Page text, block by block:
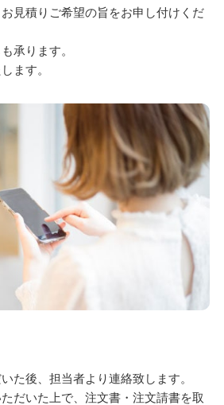
見積りご希望の旨をお申し付けくだ
承ります。
ます。
た後、担当者より連絡致します。
だいた上で、注文書・注文請書を取